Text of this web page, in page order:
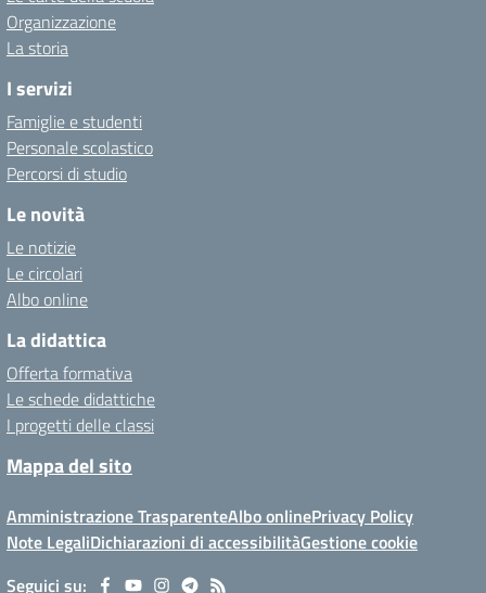
Organizzazione
La storia
I servizi
Famiglie e studenti
Personale scolastico
Percorsi di studio
Le novità
Le notizie
Le circolari
Albo online
La didattica
Offerta formativa
Le schede didattiche
I progetti delle classi
Mappa del sito
Amministrazione TrasparenteAlbo onlinePrivacy Policy
Note LegaliDichiarazioni di accessibilitàGestione cookie
Seguici su: